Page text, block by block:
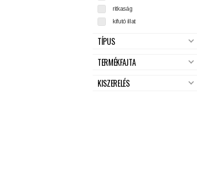
ritkaság
kifutó illat
TÍPUS
TERMÉKFAJTA
KISZERELÉS